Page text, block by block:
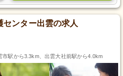
ンター出雲の求人
市駅から3.3km、出雲大社前駅から4.0km